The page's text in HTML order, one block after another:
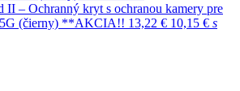
II – Ochranný kryt s ochranou kamery pre
5G (čierny) **AKCIA!! 13,22 € 10,15 € s